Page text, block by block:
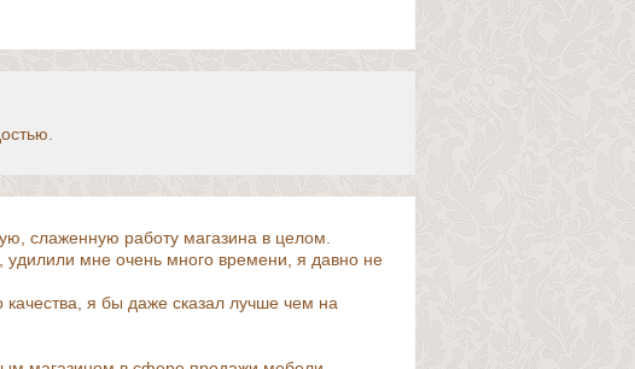
слаженную работу магазина в целом.
мне очень много времени, я давно не
я бы даже сказал лучше чем на